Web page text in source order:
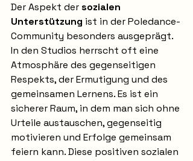
Der Aspekt der sozialen
Unterstützung ist in der Poledance-
Community besonders ausgeprägt.
In den Studios herrscht oft eine
Atmosphäre des gegenseitigen
Respekts, der Ermutigung und des
gemeinsamen Lernens. Es ist ein
sicherer Raum, in dem man sich ohne
Urteile austauschen, gegenseitig
motivieren und Erfolge gemeinsam
feiern kann. Diese positiven sozialen